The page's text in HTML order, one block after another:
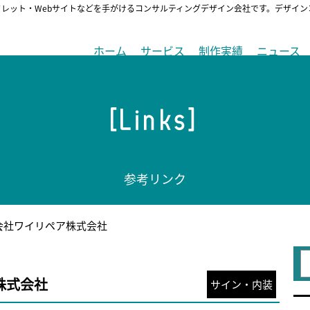
ト・Webサイトなどを手がけるコンサルティングデザイン会社です。デザイ
ホーム サービス 制作実績 ニュース
[Links]
参考リンク
ワイリペア株式会社
式会社 サイン・内装